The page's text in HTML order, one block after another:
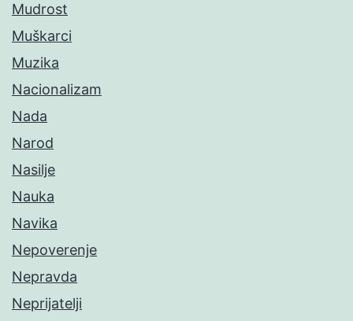
Mudrost
Muškarci
Muzika
Nacionalizam
Nada
Narod
Nasilje
Nauka
Navika
Nepoverenje
Nepravda
Neprijatelji